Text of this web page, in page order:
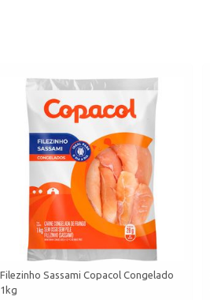
Filezinho Sassami Copacol Congelado
1kg